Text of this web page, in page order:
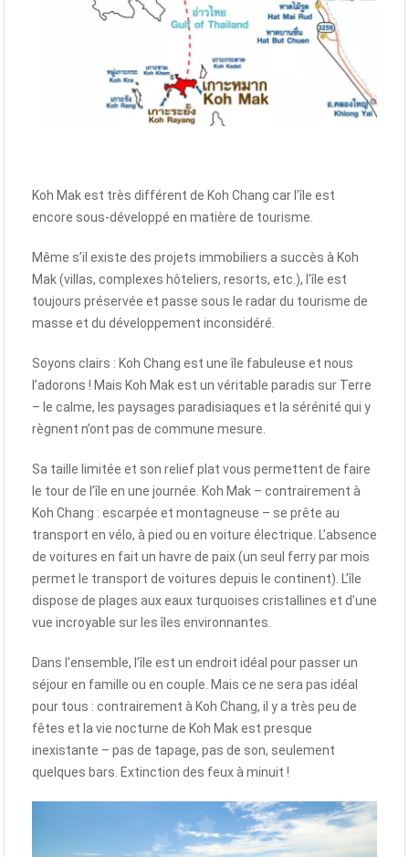
Koh Mak est très différent de Koh Chang car l’île est
encore sous-développé en matière de tourisme.
Même s’il existe des projets immobiliers a succès à Koh
Mak (villas, complexes hôteliers, resorts, etc.), l’île est
toujours préservée et passe sous le radar du tourisme de
masse et du développement inconsidéré.
Soyons clairs : Koh Chang est une île fabuleuse et nous
l’adorons ! Mais Koh Mak est un véritable paradis sur Terre
– le calme, les paysages paradisiaques et la sérénité qui y
règnent n’ont pas de commune mesure.
Sa taille limitée et son relief plat vous permettent de faire
le tour de l’île en une journée. Koh Mak – contrairement à
Koh Chang : escarpée et montagneuse – se prête au
transport en vélo, à pied ou en voiture électrique. L’absence
de voitures en fait un havre de paix (un seul ferry par mois
permet le transport de voitures depuis le continent). L’île
dispose de plages aux eaux turquoises cristallines et d’une
vue incroyable sur les îles environnantes.
Dans l’ensemble, l’île est un endroit idéal pour passer un
séjour en famille ou en couple. Mais ce ne sera pas idéal
pour tous : contrairement à Koh Chang, il y a très peu de
fêtes et la vie nocturne de Koh Mak est presque
inexistante – pas de tapage, pas de son, seulement
quelques bars. Extinction des feux à minuit !